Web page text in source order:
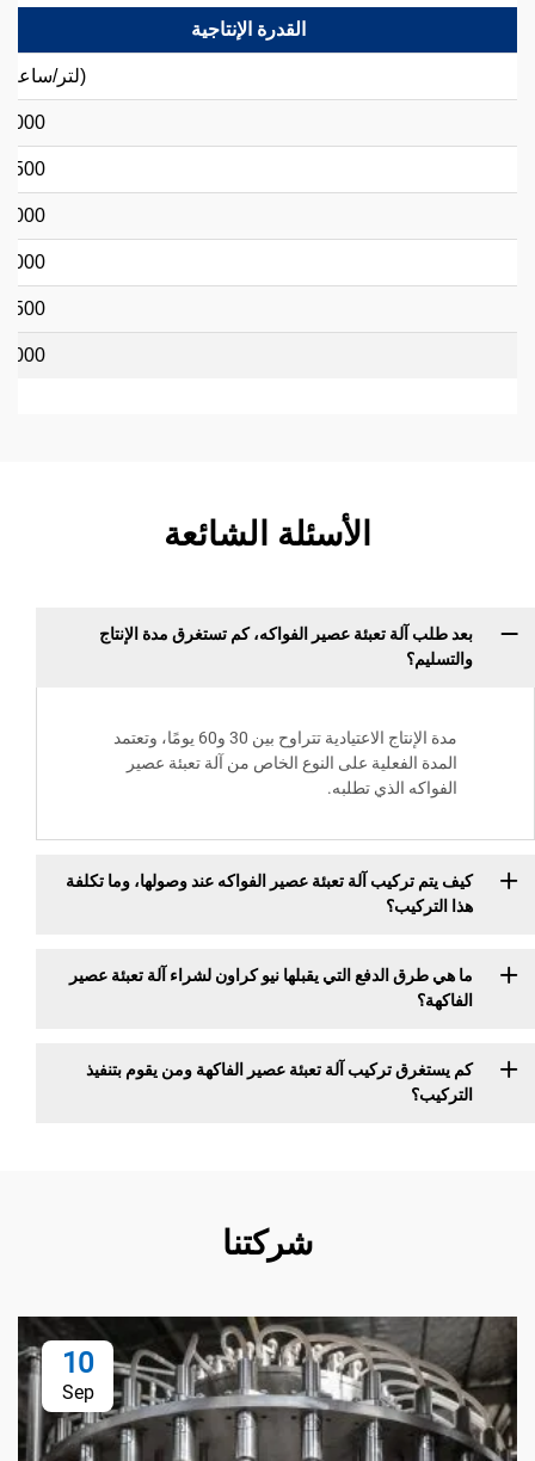
القدرة الإنتاجية
(لتر/ساعة)
1000
1500
2000
3000
3500
5000
الأسئلة الشائعة
بعد طلب آلة تعبئة عصير الفواكه، كم تستغرق مدة الإنتاج
والتسليم؟
مدة الإنتاج الاعتيادية تتراوح بين 30 و60 يومًا، وتعتمد
المدة الفعلية على النوع الخاص من آلة تعبئة عصير
الفواكه الذي تطلبه.
كيف يتم تركيب آلة تعبئة عصير الفواكه عند وصولها، وما تكلفة
هذا التركيب؟
ما هي طرق الدفع التي يقبلها نيو كراون لشراء آلة تعبئة عصير
الفاكهة؟
كم يستغرق تركيب آلة تعبئة عصير الفاكهة ومن يقوم بتنفيذ
التركيب؟
شركتنا
10
Sep